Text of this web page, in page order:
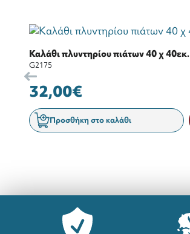
Καλάθι πλυντηρίου πιάτων 40 χ 40εκ.
G2175
32,00€
Προσθήκη στο καλάθι